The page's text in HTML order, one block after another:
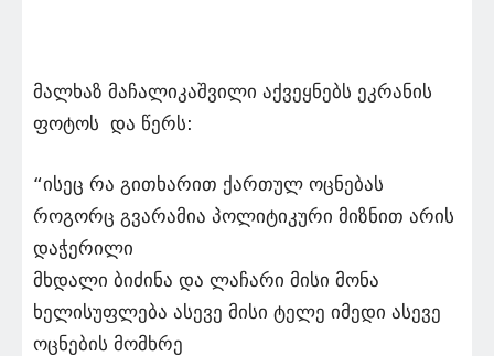
მალხაზ მაჩალიკაშვილი აქვეყნებს ეკრანის
ფოტოს და წერს:
“ისეც რა გითხარით ქართულ ოცნებას
როგორც გვარამია პოლიტიკური მიზნით არის
დაჭერილი
მხდალი ბიძინა და ლაჩარი მისი მონა
ხელისუფლება ასევე მისი ტელე იმედი ასევე
ოცნების მომხრე